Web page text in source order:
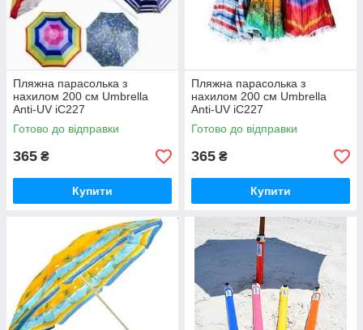
Пляжна парасолька з
нахилом 200 см Umbrella
Anti-UV iC227
Готово до відправки
365 ₴
Купити
Пляжна парасолька з
нахилом 200 см Umbrella
Anti-UV iC227
Готово до відправки
365 ₴
Купити